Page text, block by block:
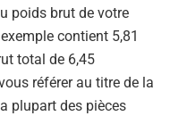
poids brut de votre
contient 5,81
total de 6,45
référer au titre de la
plupart des pièces